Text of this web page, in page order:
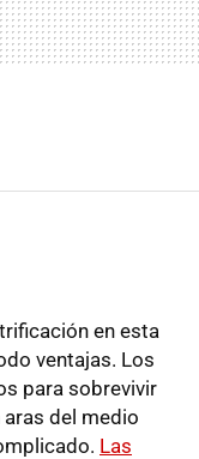
en esta
ventajas. Los
para sobrevivir
aras del medio
Las